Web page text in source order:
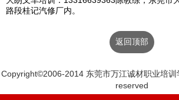
路段桂记汽修厂内。
返回顶部
Copyright©2006-2014 东莞市万江诚材职业培
reserved